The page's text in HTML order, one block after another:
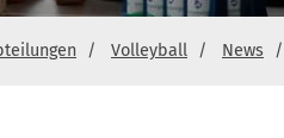
Volleyball News